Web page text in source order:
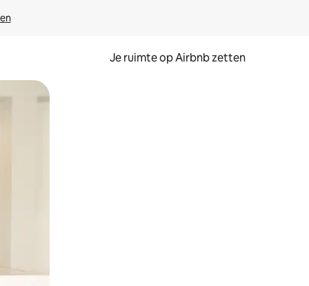
Je ruimte op Airbnb zetten
of swipen.